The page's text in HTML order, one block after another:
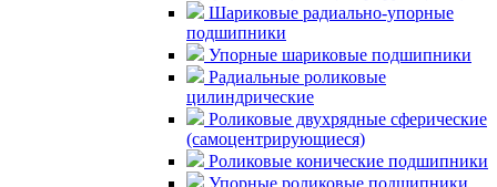
Шариковые радиально-упорные
подшипники
Упорные шариковые подшипники
Радиальные роликовые
цилиндрические
Роликовые двухрядные сферические
(самоцентрирующиеся)
Роликовые конические подшипники
Упорные роликовые подшипники